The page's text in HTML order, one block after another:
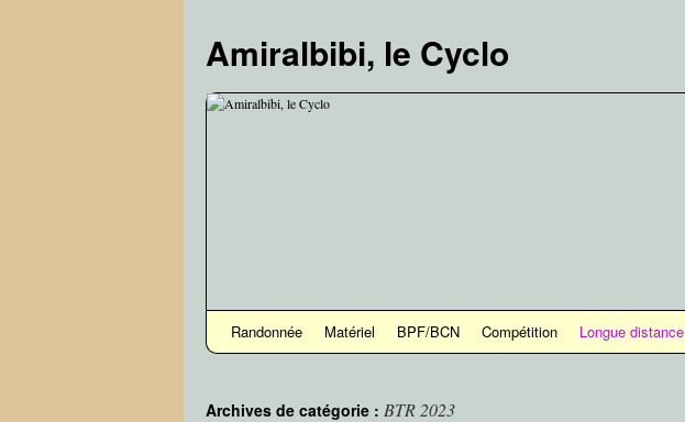
contenu
Amiralbibi, le Cyclo
Randonnée Matériel BPF/BCN Compétition Longue distance
Archives de catégorie : BTR 2023